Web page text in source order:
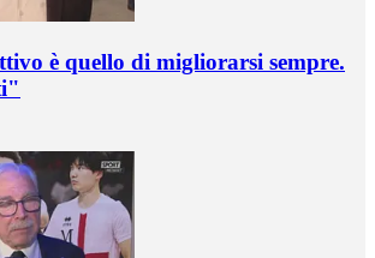
è quello di migliorarsi sempre.